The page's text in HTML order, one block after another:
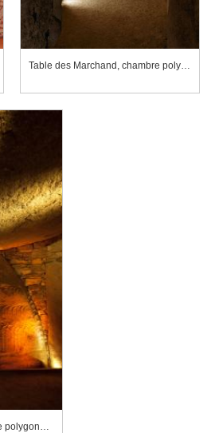
Table des Marchand, chambre polygonale
Table des Marchand, chambre polygonale mise en lumière